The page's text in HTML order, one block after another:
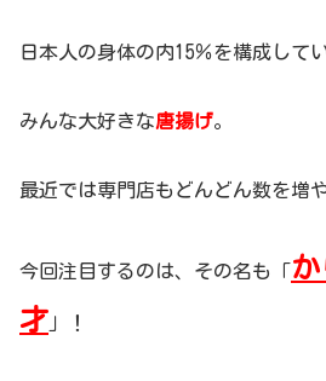
日本人の身体の内15％を構成して
みんな大好きな唐揚げ。
最近では専門店もどんどん数を増
今回注目するのは、その名も「
才 」！